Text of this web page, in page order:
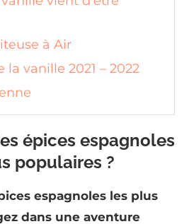
à Air
la vanille 2021 – 2022
épices espagnoles
populaires ?
espagnoles les plus
dans une aventure